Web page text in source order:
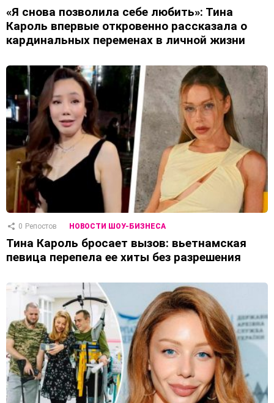
«Я снова позволила себе любить»: Тина
Кароль впервые откровенно рассказала о
кардинальных переменах в личной жизни
0 Репостов НОВОСТИ ШОУ-БИЗНЕСА
Тина Кароль бросает вызов: вьетнамская
певица перепела ее хиты без разрешения